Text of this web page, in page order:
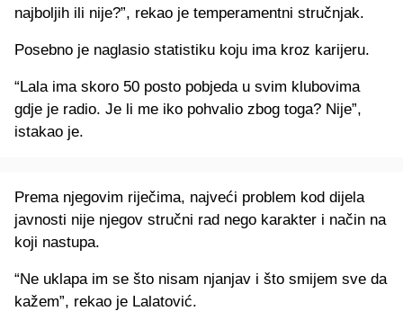
najboljih ili nije?”, rekao je temperamentni stručnjak.
Posebno je naglasio statistiku koju ima kroz karijeru.
“Lala ima skoro 50 posto pobjeda u svim klubovima
gdje je radio. Je li me iko pohvalio zbog toga? Nije”,
istakao je.
Prema njegovim riječima, najveći problem kod dijela
javnosti nije njegov stručni rad nego karakter i način na
koji nastupa.
“Ne uklapa im se što nisam njanjav i što smijem sve da
kažem”, rekao je Lalatović.